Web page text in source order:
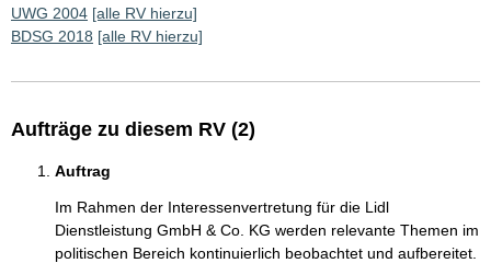
UWG 2004 [alle RV hierzu]
BDSG 2018 [alle RV hierzu]
Aufträge zu diesem RV (2)
Auftrag
Im Rahmen der Interessenvertretung für die Lidl
Dienstleistung GmbH & Co. KG werden relevante Themen im
politischen Bereich kontinuierlich beobachtet und aufbereitet.